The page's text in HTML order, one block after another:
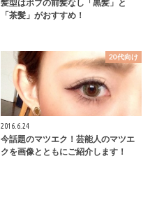
髪型はボブの前髪なし「黒髪」と
「茶髪」がおすすめ！
20代向け
2016.6.24
今話題のマツエク！芸能人のマツエ
クを画像とともにご紹介します！